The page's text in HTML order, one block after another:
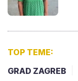
TOP TEME:
GRAD ZAGREB